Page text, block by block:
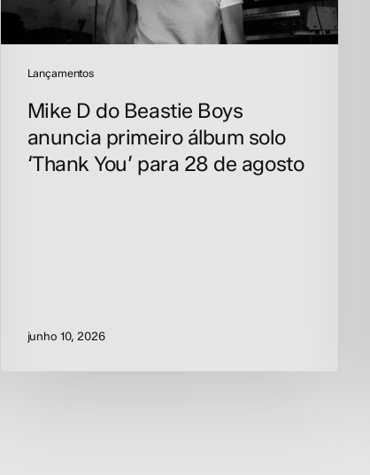
Lançamentos
‘Thank
You’
agostoMike D do Beastie Boys
anuncia primeiro álbum solo
‘Thank You’ para 28 de agosto
junho 10, 2026